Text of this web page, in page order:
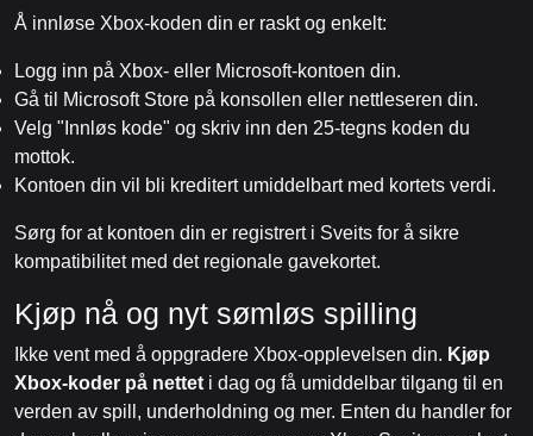
Å innløse Xbox-koden din er raskt og enkelt:
Logg inn på Xbox- eller Microsoft-kontoen din.
Gå til Microsoft Store på konsollen eller nettleseren din.
Velg "Innløs kode" og skriv inn den 25-tegns koden du
mottok.
Kontoen din vil bli kreditert umiddelbart med kortets verdi.
Sørg for at kontoen din er registrert i Sveits for å sikre
kompatibilitet med det regionale gavekortet.
Kjøp nå og nyt sømløs spilling
Ikke vent med å oppgradere Xbox-opplevelsen din. Kjøp
Xbox-koder på nettet i dag og få umiddelbar tilgang til en
verden av spill, underholdning og mer. Enten du handler for